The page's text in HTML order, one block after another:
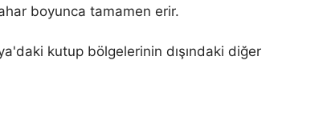
boyunca tamamen erir.